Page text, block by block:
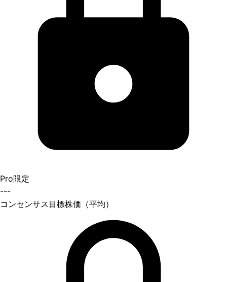
Pro限定
---
コンセンサス目標株価（平均）